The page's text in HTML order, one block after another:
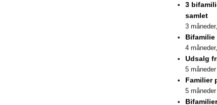
3
samlet
3
Bifamilie
4
Udsalg
5
Familier
5